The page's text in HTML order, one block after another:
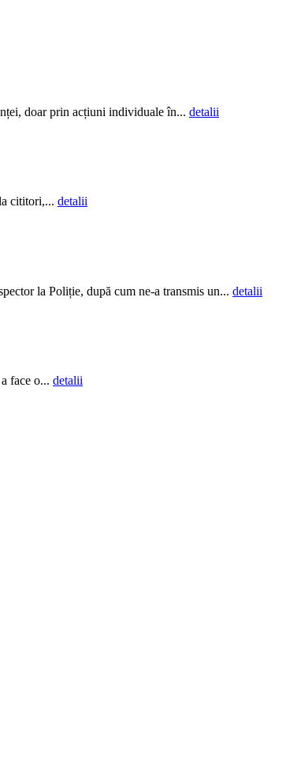
doar prin acțiuni individuale în... detalii
cititori,... detalii
la Poliție, după cum ne-a transmis un... detalii
face o... detalii